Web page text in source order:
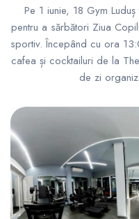
Pe 1 iunie, 18 Gym
pentru a sărbători Ziua
sportiv. Începând cu ora
cafea și cocktailuri de la
de zi